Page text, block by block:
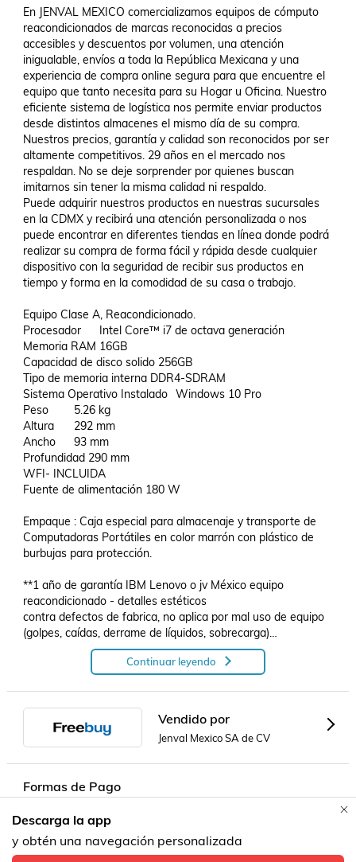
En JENVAL MEXICO comercializamos equipos de cómputo
reacondicionados de marcas reconocidas a precios
accesibles y descuentos por volumen, una atención
inigualable, envíos a toda la República Mexicana y una
experiencia de compra online segura para que encuentre el
equipo que tanto necesita para su Hogar u Oficina. Nuestro
eficiente sistema de logística nos permite enviar productos
desde distintos almacenes el mismo día de su compra.
Nuestros precios, garantía y calidad son reconocidos por ser
altamente competitivos. 29 años en el mercado nos
respaldan. No se deje sorprender por quienes buscan
imitarnos sin tener la misma calidad ni respaldo.
Puede adquirir nuestros productos en nuestras sucursales
en la CDMX y recibirá una atención personalizada o nos
puede encontrar en diferentes tiendas en línea donde podrá
realizar su compra de forma fácil y rápida desde cualquier
dispositivo con la seguridad de recibir sus productos en
tiempo y forma en la comodidad de su casa o trabajo.
Equipo Clase A, Reacondicionado.
Procesador	Intel Core™ i7 de octava generación
Memoria RAM 16GB
Capacidad de disco solido 256GB
Tipo de memoria interna	DDR4-SDRAM
Sistema Operativo Instalado	Windows 10 Pro
Peso	5.26 kg
Altura	292 mm
Ancho	93 mm
Profundidad 290 mm
WFI- INCLUIDA
Fuente de alimentación 180 W
Empaque : Caja especial para almacenaje y transporte de
Computadoras Portátiles en color marrón con plástico de
burbujas para protección.
**1 año de garantía IBM Lenovo o jv México equipo
reacondicionado - detalles estéticos
contra defectos de fabrica, no aplica por mal uso de equipo
(golpes, caídas, derrame de líquidos, sobrecarga)
DETALLES COSMETICOS NORMALES AL USO - , NO
APLICA CAMBIOS POR ESTE TEMA
Continuar leyendo
Vendido por
Jenval Mexico SA de CV
Formas de Pago
Descarga la app
y obtén una navegación personalizada